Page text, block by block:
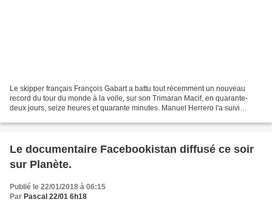
Le skipper français François Gabart a battu tout récemment un nouveau
record du tour du monde à la voile, sur son Trimaran Macif, en quarante-
deux jours, seize heures et quarante minutes. Manuel Herrero l'a suivi
Le documentaire Facebookistan diffusé ce soir
sur Planète.
Publié le 22/01/2018 à 06:15
Par Pascal 22/01 6h18